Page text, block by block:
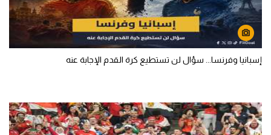
إسبانيا وفرنسا... سؤال لن تستطيع كرة القدم الإجابة عنه